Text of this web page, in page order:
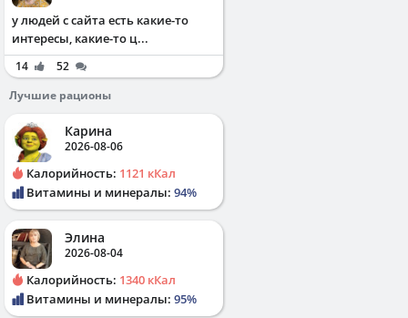
у людей с сайта есть какие-то
интересы, какие-то ц...
14
52
Лучшие рационы
Карина
2026-08-06
Калорийность: 1121 кКал
Витамины и минералы: 94%
Элина
2026-08-04
Калорийность: 1340 кКал
Витамины и минералы: 95%